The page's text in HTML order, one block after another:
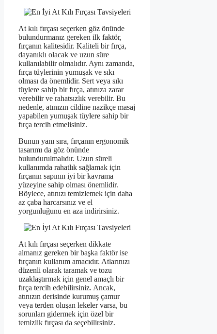
At kılı fırçası seçerken göz önünde
bulundurmanız gereken ilk faktör,
fırçanın kalitesidir. Kaliteli bir fırça,
dayanıklı olacak ve uzun süre
kullanılabilir olmalıdır. Aynı zamanda,
fırça tüylerinin yumuşak ve sıkı
olması da önemlidir. Sert veya sıkı
tüylere sahip bir fırça, atınıza zarar
verebilir ve rahatsızlık verebilir. Bu
nedenle, atınızın cildine nazikçe masaj
yapabilen yumuşak tüylere sahip bir
fırça tercih etmelisiniz.
Bunun yanı sıra, fırçanın ergonomik
tasarımı da göz önünde
bulundurulmalıdır. Uzun süreli
kullanımda rahatlık sağlamak için
fırçanın sapının iyi bir kavrama
yüzeyine sahip olması önemlidir.
Böylece, atınızı temizlemek için daha
az çaba harcarsınız ve el
yorgunluğunu en aza indirirsiniz.
At kılı fırçası seçerken dikkate
almanız gereken bir başka faktör ise
fırçanın kullanım amacıdır. Atlarınızı
düzenli olarak taramak ve tozu
uzaklaştırmak için genel amaçlı bir
fırça tercih edebilirsiniz. Ancak,
atınızın derisinde kurumuş çamur
veya terden oluşan lekeler varsa, bu
sorunları gidermek için özel bir
temizlik fırçası da seçebilirsiniz.